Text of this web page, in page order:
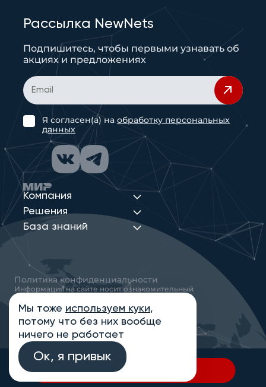
В спецификацию
Компания
Решения
База знаний
Рассылка NewNets
Подпишитесь, чтобы первыми узнавать об
акциях и предложениях
Я согласен(а) наобработку персональных
данных
Политика конфиденциальности
Информация на сайте носит ознакомительный
характер и не является публичной офертой,
определяемой положениями статьи 437
Гражданского кодекса РФ
© 2013-2026 Новые Сети Интеграция
Мы тоже используем куки,
потому что без них вообще
ничего не работает
Ок, я привык